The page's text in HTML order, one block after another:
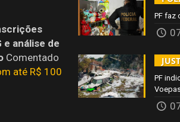
análise de
Comentado
até R$ 100
PF faz
PF